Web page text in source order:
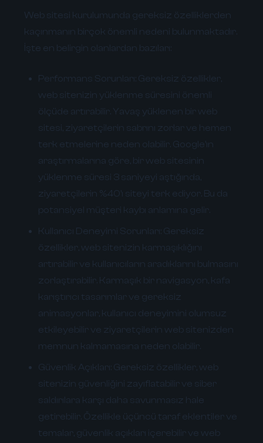
Web sitesi kurulumunda gereksiz özelliklerden
kaçınmanın birçok önemli nedeni bulunmaktadır.
İşte en belirgin olanlardan bazıları:
Performans Sorunları: Gereksiz özellikler,
web sitenizin yüklenme süresini önemli
ölçüde artırabilir. Yavaş yüklenen bir web
sitesi, ziyaretçilerin sabrını zorlar ve hemen
terk etmelerine neden olabilir. Google'ın
araştırmalarına göre, bir web sitesinin
yüklenme süresi 3 saniyeyi aştığında,
ziyaretçilerin %40'ı siteyi terk ediyor. Bu da
potansiyel müşteri kaybı anlamına gelir.
Kullanıcı Deneyimi Sorunları: Gereksiz
özellikler, web sitenizin karmaşıklığını
artırabilir ve kullanıcıların aradıklarını bulmasını
zorlaştırabilir. Karmaşık bir navigasyon, kafa
karıştırıcı tasarımlar ve gereksiz
animasyonlar, kullanıcı deneyimini olumsuz
etkileyebilir ve ziyaretçilerin web sitenizden
memnun kalmamasına neden olabilir.
Güvenlik Açıkları: Gereksiz özellikler, web
sitenizin güvenliğini zayıflatabilir ve siber
saldırılara karşı daha savunmasız hale
getirebilir. Özellikle üçüncü taraf eklentiler ve
temalar, güvenlik açıkları içerebilir ve web